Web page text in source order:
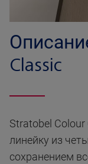
Classic
Stratobel Colour
линейку из
сохранением